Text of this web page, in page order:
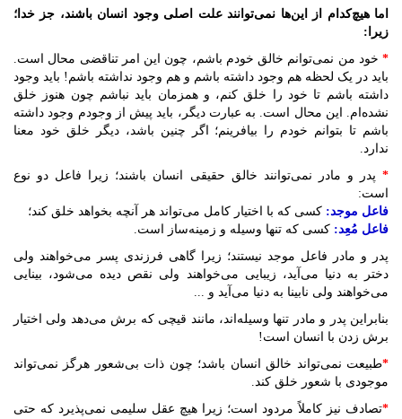
اما هیچ‌کدام از این‌ها نمی‌توانند علت اصلی وجود انسان باشند، جز خدا؛
زیرا:
* خود من نمی‌توانم خالق خودم باشم، چون این امر تناقضی محال است.
باید در یک لحظه هم وجود داشته باشم و هم وجود نداشته باشم! باید وجود
داشته باشم تا خود را خلق کنم، و همزمان باید نباشم چون هنوز خلق
نشده‌ام. این محال است. به عبارت دیگر، باید پیش از وجودم وجود داشته
باشم تا بتوانم خودم را بیافرینم؛ اگر چنین باشد، دیگر خلق خود معنا
ندارد.
* پدر و مادر نمی‌توانند خالق حقیقی انسان باشند؛ زیرا فاعل دو نوع
است:
فاعل موجد: کسی که با اختیار کامل می‌تواند هر آنچه بخواهد خلق کند؛
فاعل مُعِد: کسی که تنها وسیله و زمینه‌ساز است.
پدر و مادر فاعل موجد نیستند؛ زیرا گاهی فرزندی پسر می‌خواهند ولی
دختر به دنیا می‌آید، زیبایی می‌خواهند ولی نقص دیده می‌شود، بینایی
می‌خواهند ولی نابینا به دنیا می‌آید و ...
بنابراین پدر و مادر تنها وسیله‌اند، مانند قیچی که برش می‌دهد ولی اختیار
برش زدن با انسان است!
*طبیعت نمی‌تواند خالق انسان باشد؛ چون ذات بی‌شعور هرگز نمی‌تواند
موجودی با شعور خلق کند.
*تصادف نیز کاملاً مردود است؛ زیرا هیچ عقل سلیمی نمی‌پذیرد که حتی